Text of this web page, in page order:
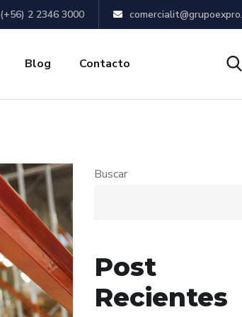
(+56) 2 2346 3000
Blog Contacto
Buscar
Post
Recientes